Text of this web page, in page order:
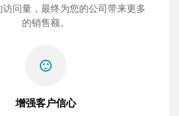
问量，最终为您的公司带来更多
的销售额。
sentiment_satisfied
增强客户信心